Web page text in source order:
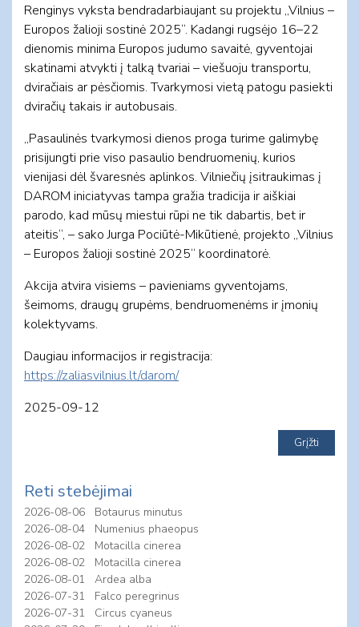
Renginys vyksta bendradarbiaujant su projektu „Vilnius –
Europos žalioji sostinė 2025“. Kadangi rugsėjo 16–22
dienomis minima Europos judumo savaitė, gyventojai
skatinami atvykti į talką tvariai – viešuoju transportu,
dviračiais ar pėsčiomis. Tvarkymosi vietą patogu pasiekti
dviračių takais ir autobusais.
„Pasaulinės tvarkymosi dienos proga turime galimybę
prisijungti prie viso pasaulio bendruomenių, kurios
vienijasi dėl švaresnės aplinkos. Vilniečių įsitraukimas į
DAROM iniciatyvas tampa gražia tradicija ir aiškiai
parodo, kad mūsų miestui rūpi ne tik dabartis, bet ir
ateitis“, – sako Jurga Pociūtė-Mikūtienė, projekto „Vilnius
– Europos žalioji sostinė 2025“ koordinatorė.
Akcija atvira visiems – pavieniams gyventojams,
šeimoms, draugų grupėms, bendruomenėms ir įmonių
kolektyvams.
Daugiau informacijos ir registracija:
https://zaliasvilnius.lt/darom/
2025-09-12
Reti stebėjimai
2026-08-06
Botaurus minutus
2026-08-04
Numenius phaeopus
2026-08-02
Motacilla cinerea
2026-08-02
Motacilla cinerea
2026-08-01
Ardea alba
2026-07-31
Falco peregrinus
2026-07-31
Circus cyaneus